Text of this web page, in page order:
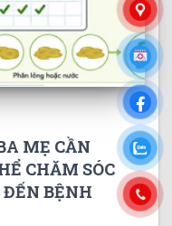
MẸ CẦN
CHĂM SÓC
BỆNH